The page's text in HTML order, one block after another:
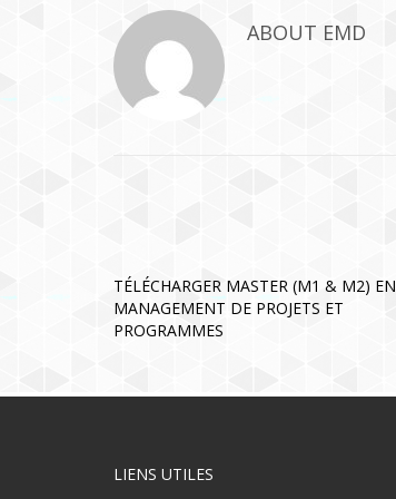
ABOUT EMD
TÉLÉCHARGER MASTER (M1 & M2) EN
MANAGEMENT DE PROJETS ET
PROGRAMMES
LIENS UTILES